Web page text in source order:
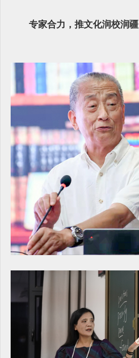
专家合力，推文化润校润疆